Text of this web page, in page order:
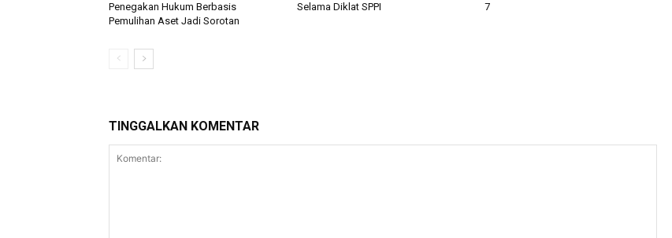
Penegakan Hukum Berbasis
Pemulihan Aset Jadi Sorotan
Selama Diklat SPPI
7
TINGGALKAN KOMENTAR